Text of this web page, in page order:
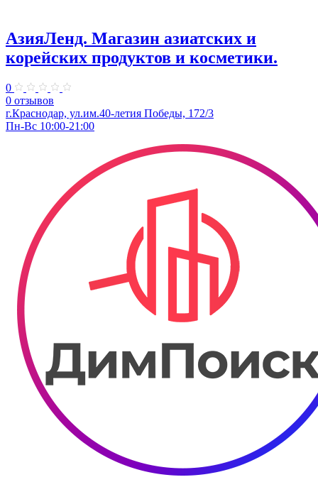
АзияЛенд. Магазин азиатских и
корейских продуктов и косметики.
0
0 отзывов
г.Краснодар, ул.им.40-летия Победы, 172/3
Пн-Вс 10:00-21:00